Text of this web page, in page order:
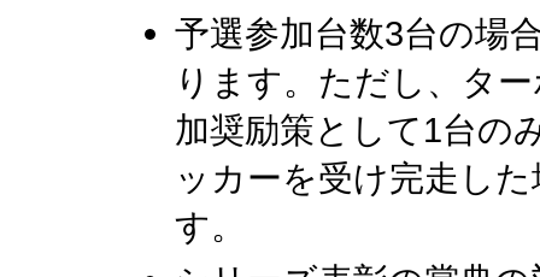
予選参加台数3台の場
ります。ただし、タ
加奨励策として1台の
ッカーを受け完走し
す。